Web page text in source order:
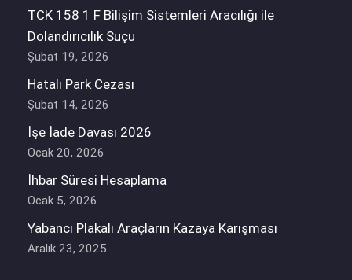
TCK 158 1 F Bilişim Sistemleri Aracılığı ile
Dolandırıcılık Suçu
Şubat 19, 2026
Hatalı Park Cezası
Şubat 14, 2026
İşe İade Davası 2026
Ocak 20, 2026
İhbar Süresi Hesaplama
Ocak 5, 2026
Yabancı Plakalı Araçların Kazaya Karışması
Aralık 23, 2025